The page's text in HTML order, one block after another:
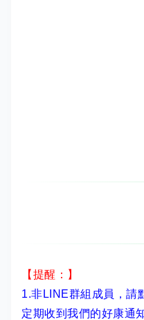
【提醒：】
1.非LINE群組成員， 請
定期收到我們的好康通